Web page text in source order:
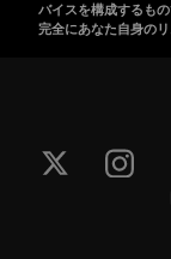
バイスを構成するも
完全にあなた自身の